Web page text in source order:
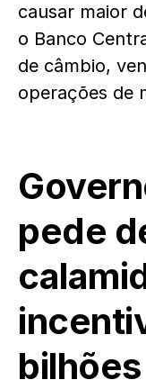
causar maior
o Banco
de câmbio,
operações de
pede
bilhões